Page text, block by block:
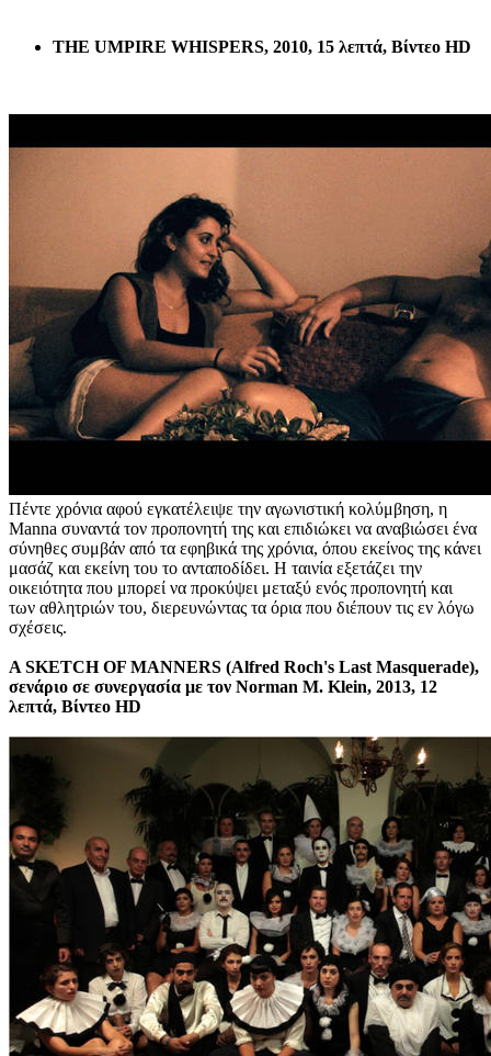
THE UMPIRE WHISPERS, 2010, 15 λεπτά, Βίντεο HD
Πέντε χρόνια αφού εγκατέλειψε την αγωνιστική κολύμβηση, η
Manna συναντά τον προπονητή της και επιδιώκει να αναβιώσει ένα
σύνηθες συμβάν από τα εφηβικά της χρόνια, όπου εκείνος της κάνει
μασάζ και εκείνη του το ανταποδίδει. Η ταινία εξετάζει την
οικειότητα που μπορεί να προκύψει μεταξύ ενός προπονητή και
των αθλητριών του, διερευνώντας τα όρια που διέπουν τις εν λόγω
σχέσεις.
A SKETCH OF MANNERS (Alfred Roch's Last Masquerade),
σενάριο σε συνεργασία με τον Norman M. Klein, 2013, 12
λεπτά, Βίντεο HD